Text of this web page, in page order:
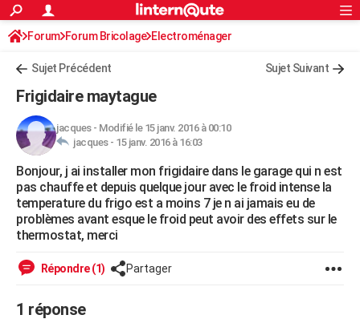
ACTUALITÉS
Politique
Société
Faits Divers
Education
Monde
Villes
+
FINANCE
Retraite
Impôts
Epargne
Immobilier
Risques naturels par ville
Banque
Assurance
Crédit
AUTO
Essais
Réserver un essai
Citadines
Berlines
SUV
Forum auto
+HIGH-TECH
Mobiles
Meilleur smartphone
Internet
Ordinateurs
Jeux vidéo
Guide high-tech
+BRICOLAGE
Forum
Aménagement intérieur
Extérieur
Cuisine
Salle de bains
Jardinage
Rangement
Guides de France
Escapades
Patrimoine
Expositions
Musées
Week-end nature
Art de vivre
Bien-être
Loisirs
Mode
Modes de vie
SANTE
S'inscrire
Connexion
Forum Forum Bricolage Electroménager
Sujet Précédent Sujet Suivant
Frigidaire maytague
jacques- Modifié le 15 janv. 2016 à 00:10
jacques - 15 janv. 2016 à 16:03
Bonjour, j ai installer mon frigidaire dans le garage qui n est
pas chauffe et depuis quelque jour avec le froid intense la
temperature du frigo est a moins 7 je n ai jamais eu de
problèmes avant esque le froid peut avoir des effets sur le
thermostat, merci
Répondre (1) Partager
1 réponse